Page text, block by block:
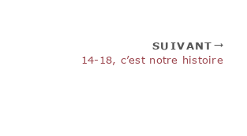
SUIVANT
14-18, c’est notre histoire